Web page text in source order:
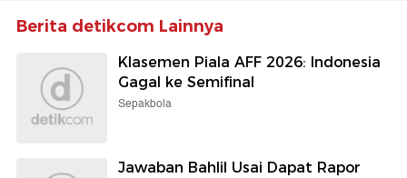
Berita detikcom Lainnya
Klasemen Piala AFF 2026: Indonesia
Gagal ke Semifinal
Sepakbola
Jawaban Bahlil Usai Dapat Rapor